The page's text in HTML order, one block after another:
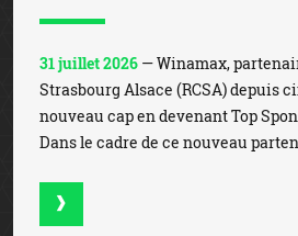
31 juillet 2026 — Winamax,
Strasbourg Alsace (RCSA) depuis
nouveau cap en devenant Top
Dans le cadre de ce nouveau